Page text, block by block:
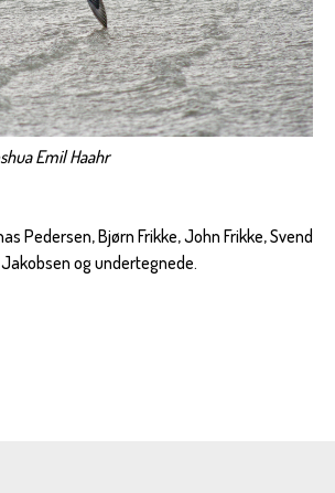
Emil Haahr
Pedersen, Bjørn Frikke, John Frikke, Svend
og undertegnede.